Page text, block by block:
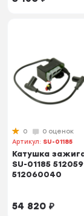
0
0 оценок
Артикул: SU-01185
Катушка
SU-01185
512060040
54 820₽